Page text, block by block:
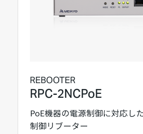
REBOOTER
RPC-2NCPoE
PoE機器の電源制御に対応し
制御リブーター